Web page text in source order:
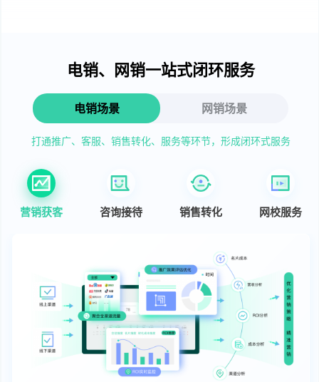
电销、网销一站式闭环服务
电销场景 网销场景
打通推广、客服、销售转化、服务等环节，形成闭环式服务
营销获客 咨询接待 销售转化 网校服务